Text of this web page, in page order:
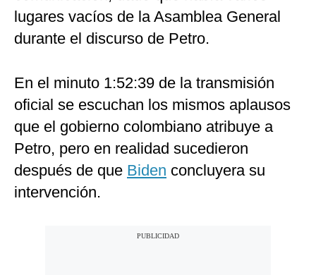
lugares vacíos de la Asamblea General
durante el discurso de Petro.
En el minuto 1:52:39 de la transmisión
oficial se escuchan los mismos aplausos
que el gobierno colombiano atribuye a
Petro, pero en realidad sucedieron
después de que Biden concluyera su
intervención.